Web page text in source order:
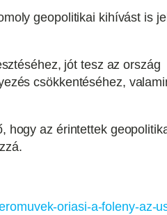
geopolitikai kihívást is
jót tesz az ország
csökkentéséhez,
hogy az érintettek
oriasi-a-foleny-az-